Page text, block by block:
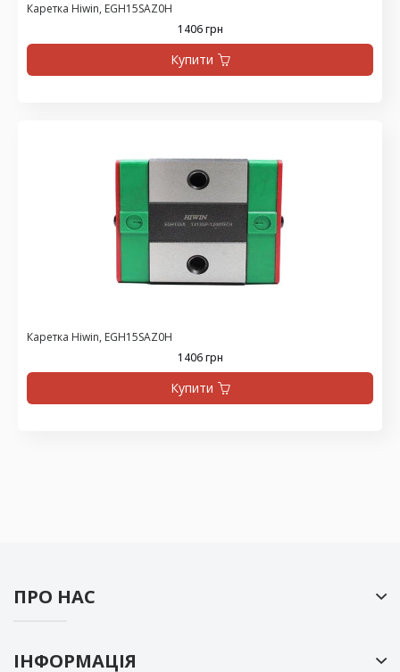
Каретка Hiwin, EGH15SAZ0H
1406 грн
Купити
Каретка Hiwin, EGH15SAZ0H
1406 грн
Купити
ПРО НАС
ІНФОРМАЦІЯ